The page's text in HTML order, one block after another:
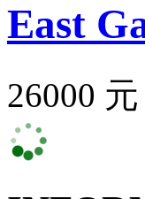
East
26000 元